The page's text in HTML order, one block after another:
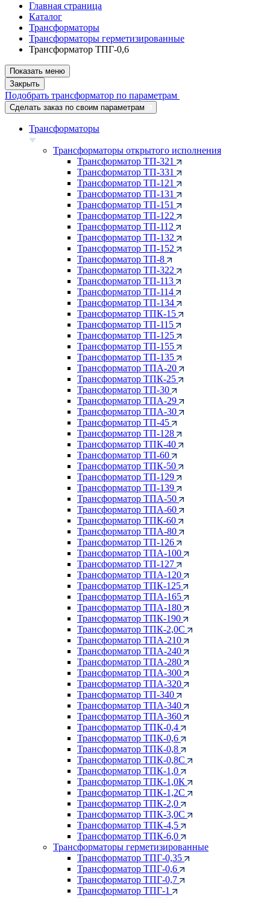
Главная страница
Каталог
Трансформаторы
Трансформаторы герметизированные
Трансформатор ТПГ-0,6
Показать меню
Закрыть
Подобрать трансформатор по параметрам
Сделать заказ по своим параметрам
Трансформаторы
Трансформаторы открытого исполнения
Трансформатор ТП-321
Трансформатор ТП-331
Трансформатор ТП-121
Трансформатор ТП-131
Трансформатор ТП-151
Трансформатор ТП-122
Трансформатор ТП-112
Трансформатор ТП-132
Трансформатор ТП-152
Трансформатор ТП-8
Трансформатор ТП-322
Трансформатор ТП-113
Трансформатор ТП-114
Трансформатор ТП-134
Трансформатор ТПК-15
Трансформатор ТП-115
Трансформатор ТП-125
Трансформатор ТП-155
Трансформатор ТП-135
Трансформатор ТПА-20
Трансформатор ТПК-25
Трансформатор ТП-30
Трансформатор ТПА-29
Трансформатор ТПА-30
Трансформатор ТП-45
Трансформатор ТП-128
Трансформатор ТПК-40
Трансформатор ТП-60
Трансформатор ТПК-50
Трансформатор ТП-129
Трансформатор ТП-139
Трансформатор ТПА-50
Трансформатор ТПА-60
Трансформатор ТПК-60
Трансформатор ТПА-80
Трансформатор ТП-126
Трансформатор ТПА-100
Трансформатор ТП-127
Трансформатор ТПА-120
Трансформатор ТПК-125
Трансформатор ТПА-165
Трансформатор ТПА-180
Трансформатор ТПК-190
Трансформатор ТПК-2,0С
Трансформатор ТПА-210
Трансформатор ТПА-240
Трансформатор ТПА-280
Трансформатор ТПА-300
Трансформатор ТПА-320
Трансформатор ТП-340
Трансформатор ТПА-340
Трансформатор ТПА-360
Трансформатор ТПК-0,4
Трансформатор ТПК-0,6
Трансформатор ТПК-0,8
Трансформатор ТПК-0,8С
Трансформатор ТПК-1,0
Трансформатор ТПК-1,0К
Трансформатор ТПК-1,2С
Трансформатор ТПК-2,0
Трансформатор ТПК-3,0С
Трансформатор ТПК-4,5
Трансформатор ТПК-6,0
Трансформаторы герметизированные
Трансформатор ТПГ-0,35
Трансформатор ТПГ-0,6
Трансформатор ТПГ-0,7
Трансформатор ТПГ-1